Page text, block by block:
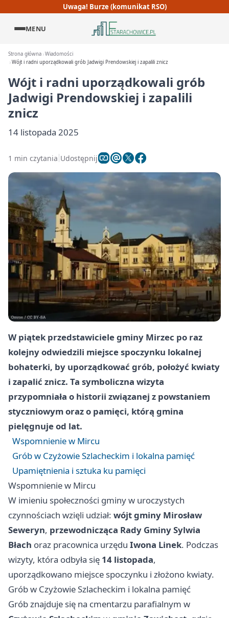
Uwaga! Burze (komunikat RSO)
MENU
Strona główna Wiadomości
Wójt i radni uporządkowali grób Jadwigi Prendowskiej i zapalili znicz
Wójt i radni uporządkowali grób
Jadwigi Prendowskiej i zapalili
znicz
14 listopada 2025
1 min czytania Udostępnij
W piątek przedstawiciele gminy Mirzec po raz
kolejny odwiedzili miejsce spoczynku lokalnej
bohaterki, by uporządkować grób, położyć kwiaty
i zapalić znicz. Ta symboliczna wizyta
przypomniała o historii związanej z powstaniem
styczniowym oraz o pamięci, którą gmina
pielęgnuje od lat.
Wspomnienie w Mircu
Grób w Czyżowie Szlacheckim i lokalna pamięć
Upamiętnienia i sztuka ku pamięci
Wspomnienie w Mircu
W imieniu społeczności gminy w uroczystych
czynnościach wzięli udział: wójt gminy Mirosław
Seweryn, przewodnicząca Rady Gminy Sylwia
Błach oraz pracownica urzędu Iwona Linek. Podczas
wizyty, która odbyła się 14 listopada,
uporządkowano miejsce spoczynku i złożono kwiaty.
Grób w Czyżowie Szlacheckim i lokalna pamięć
Grób znajduje się na cmentarzu parafialnym w